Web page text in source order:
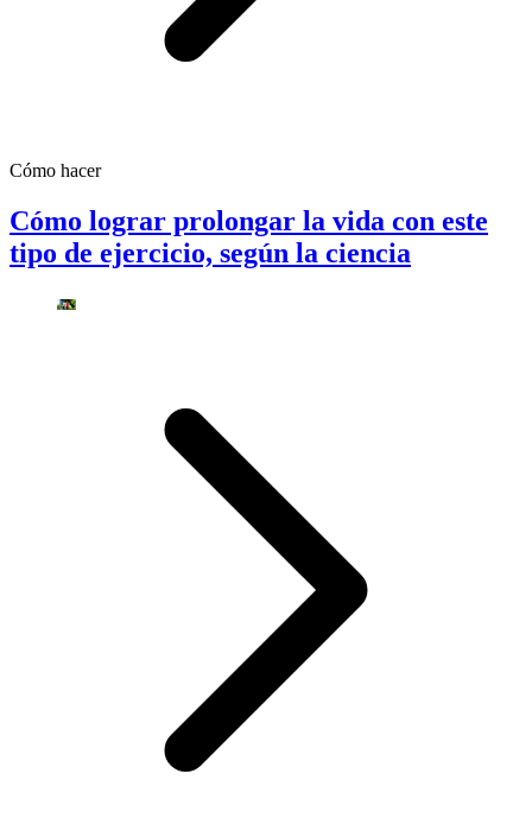
Cómo hacer
Cómo lograr prolongar la vida con este
tipo de ejercicio, según la ciencia